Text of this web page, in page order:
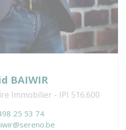
BAIWIR
Immobilier - IPI 516.600
25 53 74